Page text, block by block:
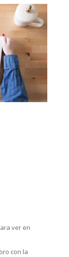
ver en
con la